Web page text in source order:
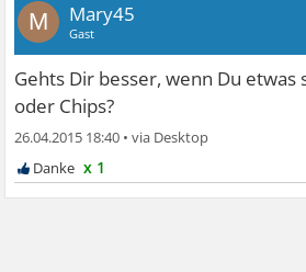
M Mary45
Gast
Gehts Dir besser, wenn Du etwas
oder Chips?
26.04.2015 18:40 •
x 1